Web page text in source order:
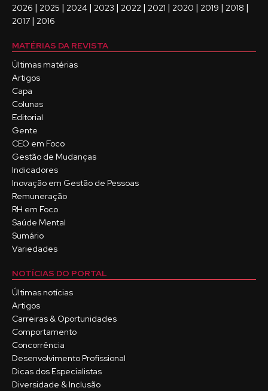
2026 | 2025 | 2024 | 2023 | 2022 | 2021 | 2020 | 2019 | 2018 |
2017 | 2016
MATÉRIAS DA REVISTA
Últimas matérias
Artigos
Capa
Colunas
Editorial
Gente
CEO em Foco
Gestão de Mudanças
Indicadores
Inovação em Gestão de Pessoas
Remuneração
RH em Foco
Saúde Mental
Sumário
Variedades
NOTÍCIAS DO PORTAL
Últimas notícias
Artigos
Carreiras & Oportunidades
Comportamento
Concorrência
Desenvolvimento Profissional
Dicas dos Especialistas
Diversidade & Inclusão